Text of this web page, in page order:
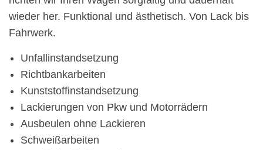
wieder her. Funktional und ästhetisch. Von Lack bis
Fahrwerk.
Unfallinstandsetzung
Richtbankarbeiten
Kunststoffinstandsetzung
Lackierungen von Pkw und Motorrädern
Ausbeulen ohne Lackieren
Schweißarbeiten